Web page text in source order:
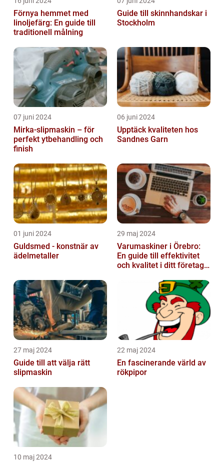
Förnya hemmet med
linoljefärg: En guide till
traditionell målning
Guide till skinnhandskar i
Stockholm
07 juni 2024
Mirka-slipmaskin – för
perfekt ytbehandling och
finish
06 juni 2024
Upptäck kvaliteten hos
Sandnes Garn
01 juni 2024
Guldsmed - konstnär av
ädelmetaller
29 maj 2024
Varumaskiner i Örebro:
En guide till effektivitet
och kvalitet i ditt företags
27 maj 2024
Guide till att välja rätt
slipmaskin
22 maj 2024
En fascinerande värld av
rökpipor
10 maj 2024